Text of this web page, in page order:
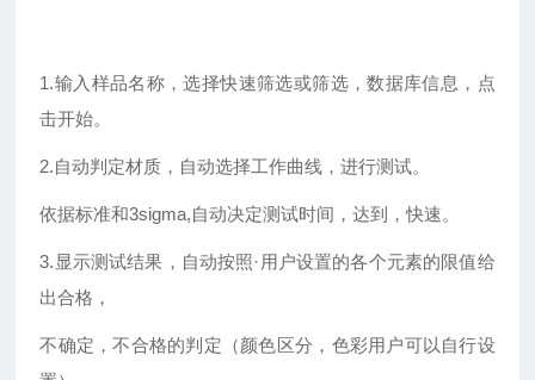
1.输入样品名称，选择快速筛选或筛选，数据库信息，点
击开始。
2.自动判定材质，自动选择工作曲线，进行测试。
依据标准和3sigma,自动决定测试时间，达到，快速。
3.显示测试结果，自动按照·用户设置的各个元素的限值给
出合格，
不确定，不合格的判定（颜色区分，色彩用户可以自行设